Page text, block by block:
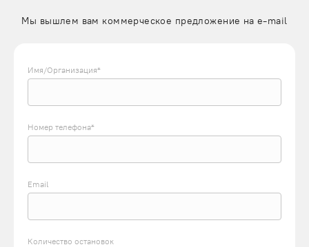
Мы вышлем вам коммерческое предложение на e-mail
Имя/Организация*
Номер телефона*
Email
Количество остановок